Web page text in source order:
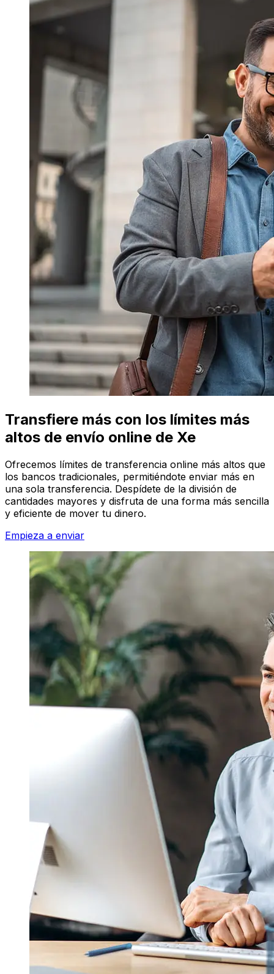
Transfiere más con los límites más
altos de envío online de Xe
Ofrecemos límites de transferencia online más altos que
los bancos tradicionales, permitiéndote enviar más en
una sola transferencia. Despídete de la división de
cantidades mayores y disfruta de una forma más sencilla
y eficiente de mover tu dinero.
Empieza a enviar